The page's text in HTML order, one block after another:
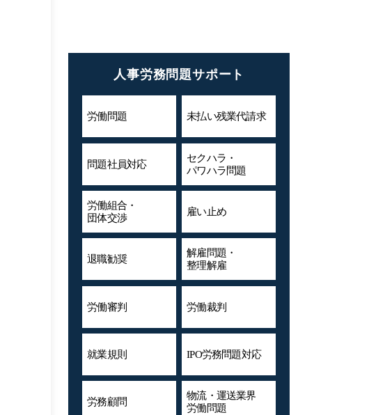
人事労務問題サポート
労働問題 未払い残業代請求
問題社員対応
セクハラ・
パワハラ問題
労働組合・
団体交渉
雇い止め
退職勧奨
解雇問題・
整理解雇
労働審判 労働裁判
就業規則 IPO労務問題対応
労務顧問
物流・運送業界
労働問題